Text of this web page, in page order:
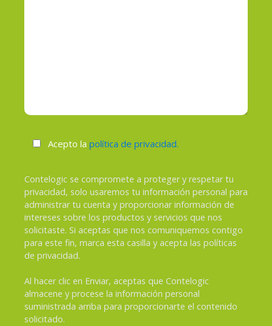
Acepto la política de privacidad.
Contelogic se compromete a proteger y respetar tu
privacidad, solo usaremos tu información personal para
administrar tu cuenta y proporcionar información de
intereses sobre los productos y servicios que nos
solicitaste. Si aceptas que nos comuniquemos contigo
para este fin, marca esta casilla y acepta las políticas
de privacidad.
Al hacer clic en Enviar, aceptas que Contelogic
almacene y procese la información personal
suministrada arriba para proporcionarte el contenido
solicitado.